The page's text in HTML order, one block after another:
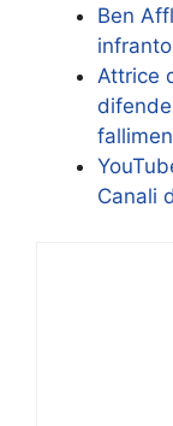
Ben
Attrice
Canali